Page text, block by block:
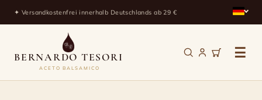
✦ Versandkostenfrei innerhalb Deutschlands ab 29 €
BERNARDO TESORI
ACETO BALSAMICO
☰